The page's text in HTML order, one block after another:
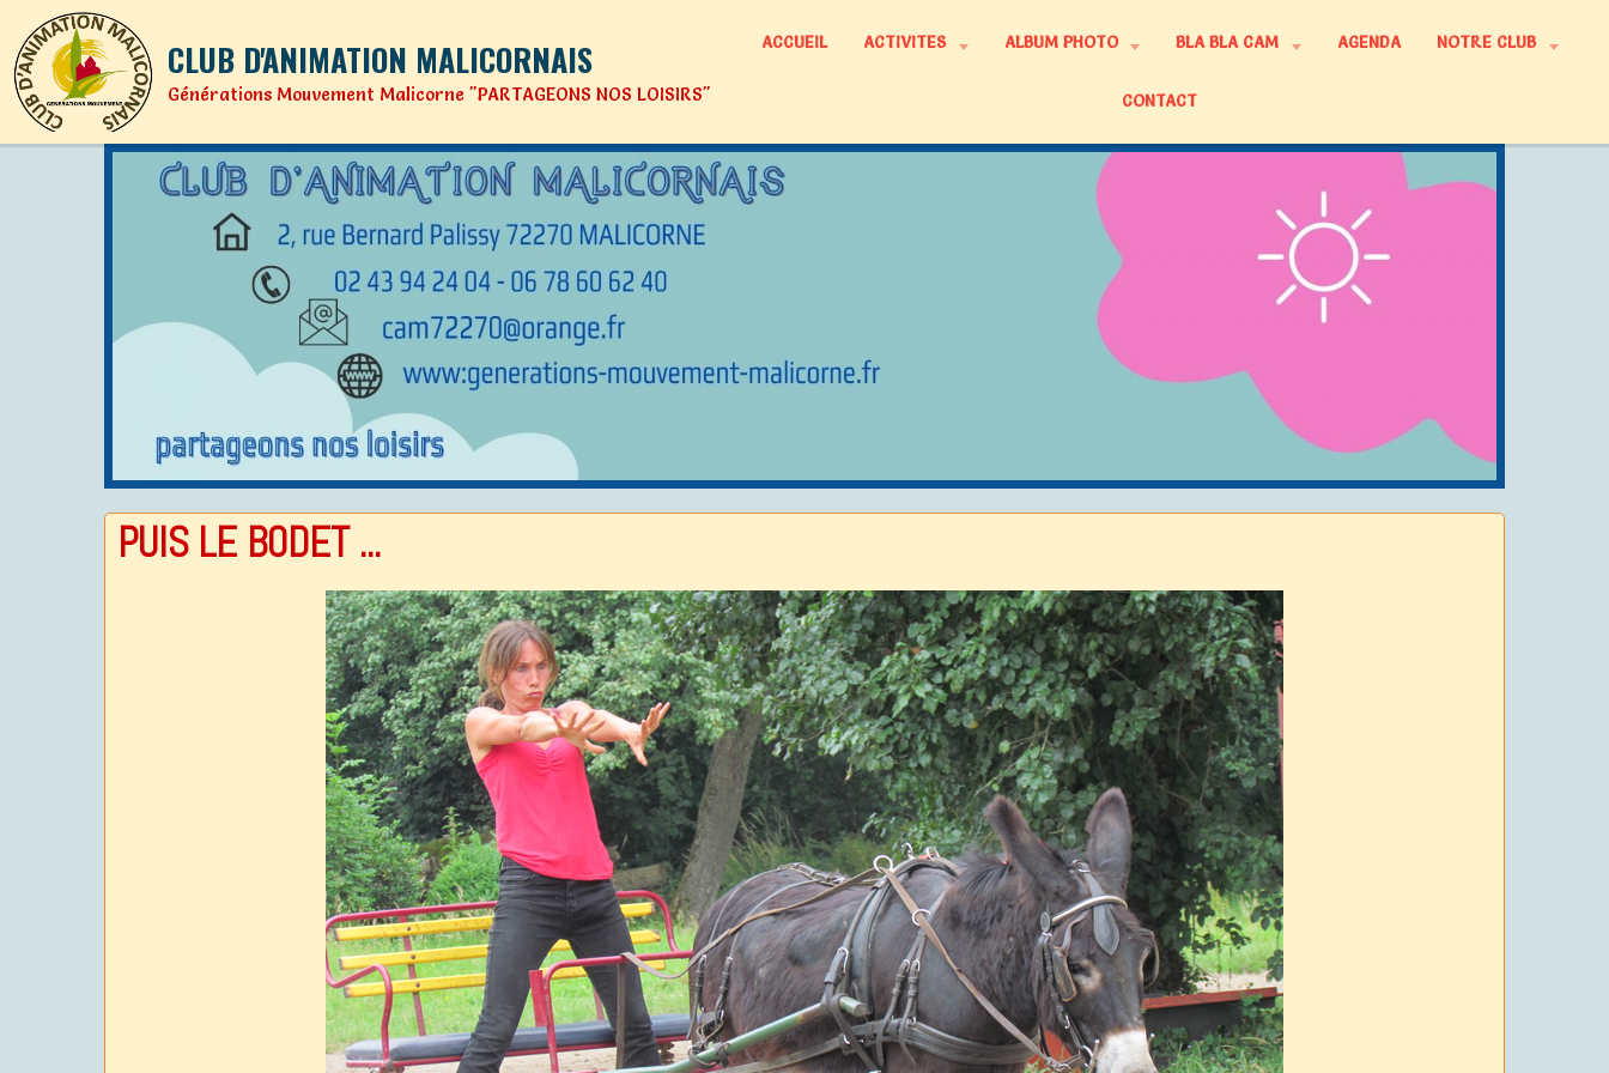
CLUB D'ANIMATION MALICORNAIS
Générations Mouvement Malicorne "PARTAGEONS NOS LOISIRS"
ACCUEIL ACTIVITES ALBUM PHOTO BLA BLA CAM AGENDA NOTRE CLUB
CONTACT
PUIS LE BODET ...